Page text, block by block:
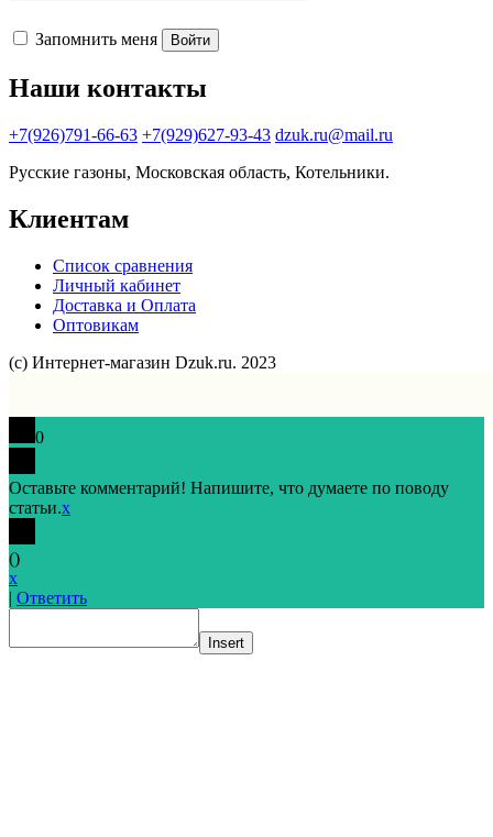
Запомнить меня Войти
Наши контакты
+7(926)791-66-63 +7(929)627-93-43 dzuk.ru@mail.ru
Русские газоны, Московская область, Котельники.
Клиентам
Список сравнения
Личный кабинет
Доставка и Оплата
Оптовикам
(с) Интернет-магазин Dzuk.ru. 2023
0
Оставьте комментарий! Напишите, что думаете по поводу
статьи.x
()
x
| Ответить
Insert